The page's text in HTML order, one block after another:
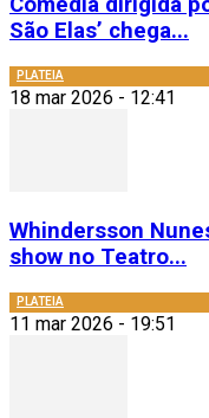
São Elas’ chega...
PLATEIA
18 mar 2026 - 12:41
Whindersson
show no Teatro...
PLATEIA
11 mar 2026 - 19:51